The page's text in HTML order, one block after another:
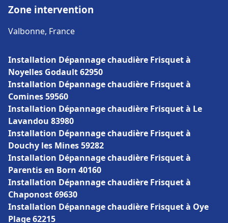
Zone intervention
Valbonne, France
Installation Dépannage chaudière Frisquet à
Noyelles Godault 62950
Installation Dépannage chaudière Frisquet à
Comines 59560
Installation Dépannage chaudière Frisquet à Le
Lavandou 83980
Installation Dépannage chaudière Frisquet à
Douchy les Mines 59282
Installation Dépannage chaudière Frisquet à
Parentis en Born 40160
Installation Dépannage chaudière Frisquet à
Chaponost 69630
Installation Dépannage chaudière Frisquet à Oye
Plage 62215